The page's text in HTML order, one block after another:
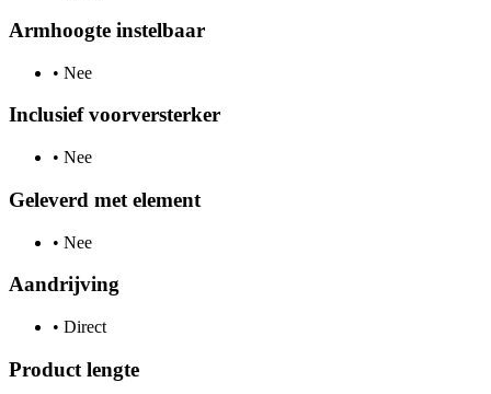
Armhoogte instelbaar
• Nee
Inclusief voorversterker
• Nee
Geleverd met element
• Nee
Aandrijving
• Direct
Product lengte